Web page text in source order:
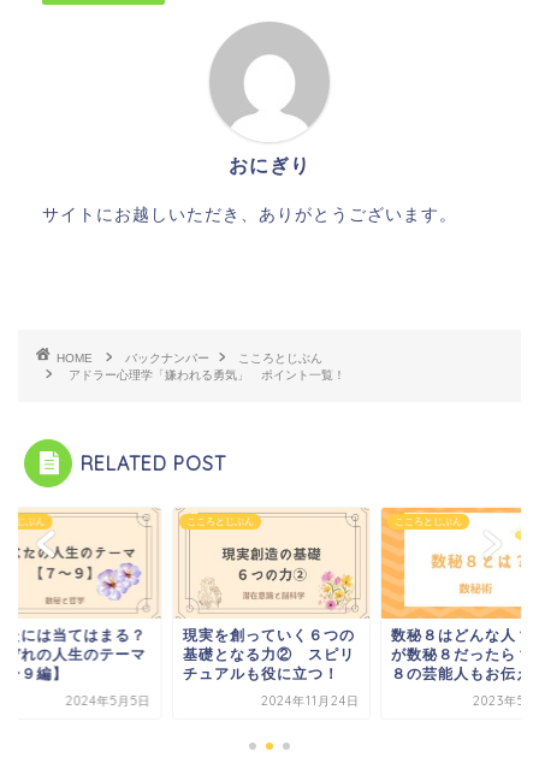
おにぎり
サイトにお越しいただき、ありがとうございます。
HOME バックナンバー
こころとじぶん
アドラー心理学「嫌われる勇気」 ポイント一覧！
RELATED POST
とじぶん
を創っていく６つの
となる力② スピリ
アルも役に立つ！
2024年11月24日
こころとじぶん
数秘８はどんな人？相手
が数秘８だったら？数秘
８の芸能人もお伝え！
2023年5月22日
こころとじぶん
あなたには当てはま
それぞれの人生のテ
【７〜９編】
2024年5